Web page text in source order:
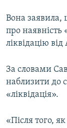
Вона заявила,
про наявність
ліквідацію
За словами
наблизити до
«ліквідація».
«Після того,